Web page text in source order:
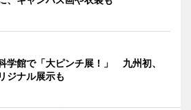
学館で「大ピンチ展！」 九州初、
ジナル展示も